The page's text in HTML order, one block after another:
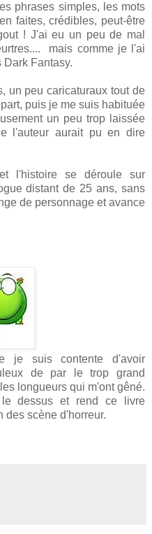
phrases simples, les mots
faites, crédibles, peut-être
! J'ai eu un peu de mal
mais comme je l'ai
Dark Fantasy.
un peu caricaturaux tout de
puis je me suis habituée
un peu trop laissée
l'auteur aurait pu en dire
l'histoire se déroule sur
distant de 25 ans, sans
de personnage et avance
je suis contente d'avoir
de par le trop grand
longueurs qui m'ont gêné.
dessus et rend ce livre
des scène d'horreur.